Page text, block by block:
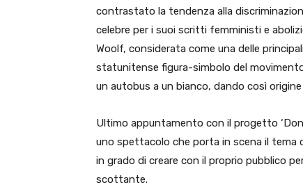
contrastato la tendenza alla
celebre per i suoi scritti femministi e
Woolf, considerata come una delle
statunitense figura-simbolo del
un autobus a un bianco, dando così
Ultimo appuntamento con il progetto
uno spettacolo che porta in scena il tema
in grado di creare con il proprio pubblico
scottante.